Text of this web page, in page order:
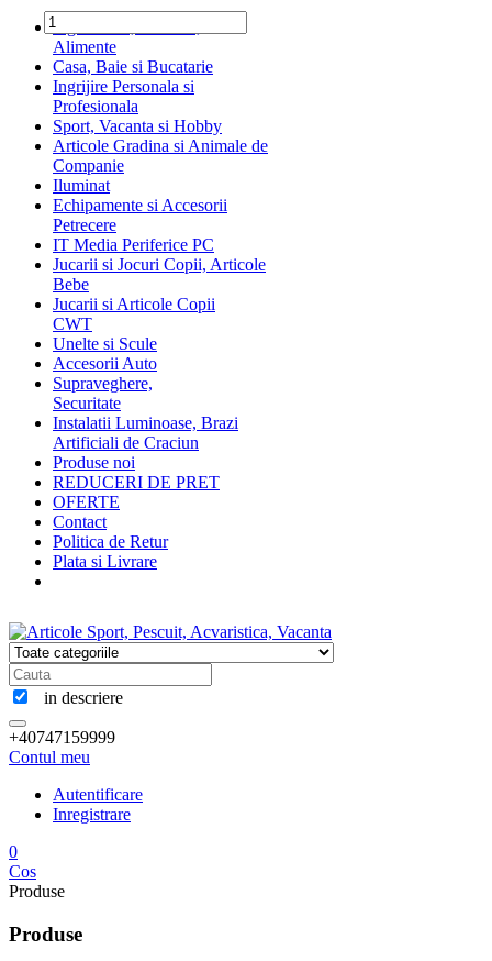
Ingrediente, Dulciuri,
Alimente
Casa, Baie si Bucatarie
Ingrijire Personala si
Profesionala
Sport, Vacanta si Hobby
Articole Gradina si Animale de
Companie
Iluminat
Echipamente si Accesorii
Petrecere
IT Media Periferice PC
Jucarii si Jocuri Copii, Articole
Bebe
Jucarii si Articole Copii
CWT
Unelte si Scule
Accesorii Auto
Supraveghere,
Securitate
Instalatii Luminoase, Brazi
Artificiali de Craciun
Produse noi
REDUCERI DE PRET
OFERTE
Contact
Politica de Retur
Plata si Livrare
in descriere
+40747159999
Contul meu
Autentificare
Inregistrare
0
Cos
Produse
Produse